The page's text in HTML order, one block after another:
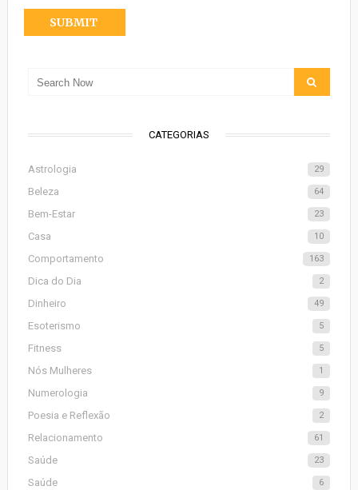
CATEGORIAS
Astrologia 29
Beleza 64
Bem-Estar 23
Casa 10
Comportamento 163
Dica do Dia 2
Dinheiro 49
Esoterismo 5
Fitness 5
Nós Mulheres 1
Numerologia 9
Poesia e Reflexão 2
Relacionamento 61
Saúde 23
Saúde 6